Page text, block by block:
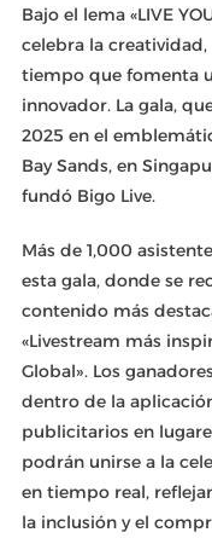
Bajo el lema «LIVE
celebra la
tiempo que fomenta
innovador. La gala,
2025 en el
Bay Sands, en
fundó Bigo Live.
Más de 1,000
esta gala, donde se
contenido más
«Livestream más
Global». Los
dentro de la
publicitarios en
podrán unirse a la
en tiempo real,
la inclusión y el